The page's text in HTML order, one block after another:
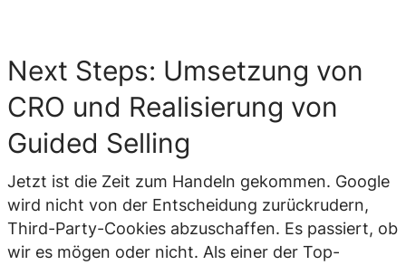
Next Steps: Umsetzung von
CRO und Realisierung von
Guided Selling
Jetzt ist die Zeit zum Handeln gekommen. Google
wird nicht von der Entscheidung zurückrudern,
Third-Party-Cookies abzuschaffen. Es passiert, ob
wir es mögen oder nicht. Als einer der Top-